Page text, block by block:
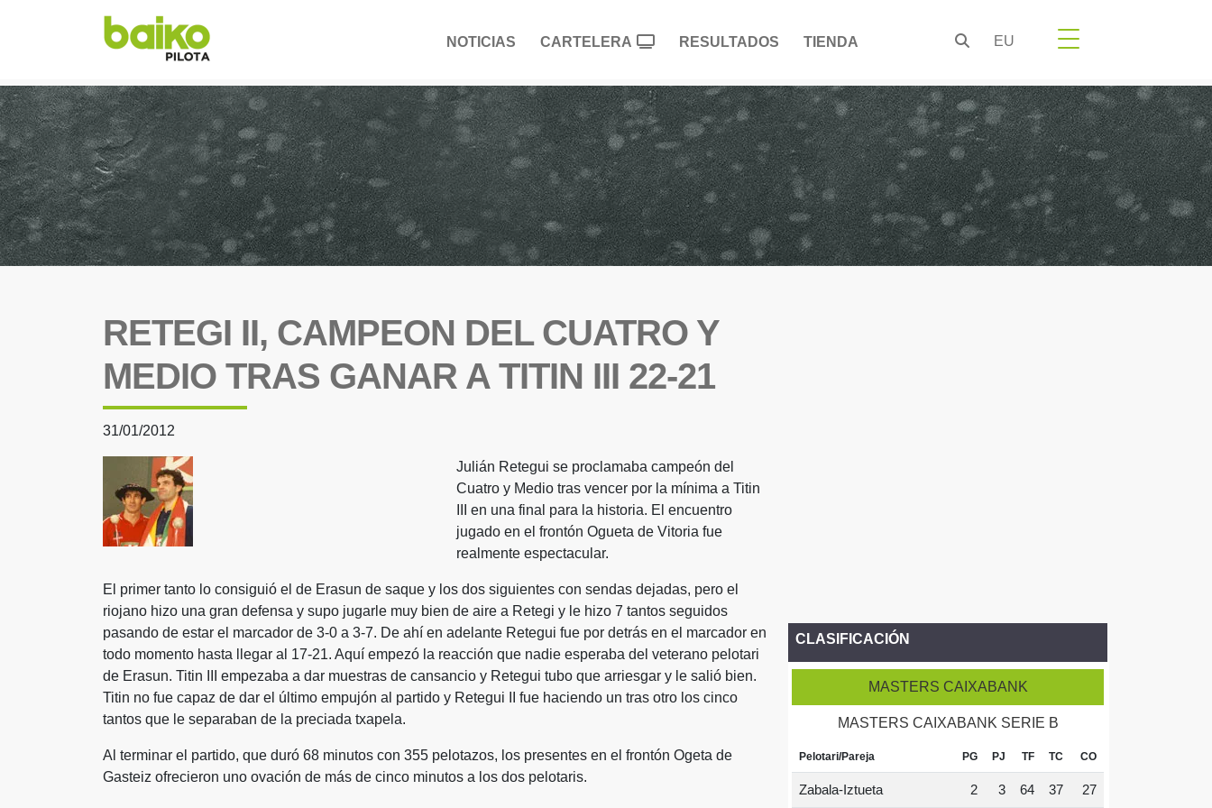
NOTICIAS CARTELERA RESULTADOS TIENDA EU
RETEGI II, CAMPEON DEL CUATRO Y
MEDIO TRAS GANAR A TITIN III 22-21
31/01/2012
Julián Retegui se proclamaba campeón del
Cuatro y Medio tras vencer por la mínima a Titin
III en una final para la historia. El encuentro
jugado en el frontón Ogueta de Vitoria fue
realmente espectacular.
El primer tanto lo consiguió el de Erasun de saque y los dos siguientes con sendas dejadas, pero el
riojano hizo una gran defensa y supo jugarle muy bien de aire a Retegi y le hizo 7 tantos seguidos
pasando de estar el marcador de 3-0 a 3-7. De ahí en adelante Retegui fue por detrás en el marcador en
todo momento hasta llegar al 17-21. Aquí empezó la reacción que nadie esperaba del veterano pelotari
de Erasun. Titin III empezaba a dar muestras de cansancio y Retegui tubo que arriesgar y le salió bien.
Titin no fue capaz de dar el último empujón al partido y Retegui II fue haciendo un tras otro los cinco
tantos que le separaban de la preciada txapela.
Al terminar el partido, que duró 68 minutos con 355 pelotazos, los presentes en el frontón Ogeta de
Gasteiz ofrecieron uno ovación de más de cinco minutos a los dos pelotaris.
CLASIFICACIÓN
MASTERS CAIXABANK
MASTERS CAIXABANK SERIE B
Pelotari/Pareja PG PJ TF TC CO
Zabala-Iztueta 2 3 64 37 27